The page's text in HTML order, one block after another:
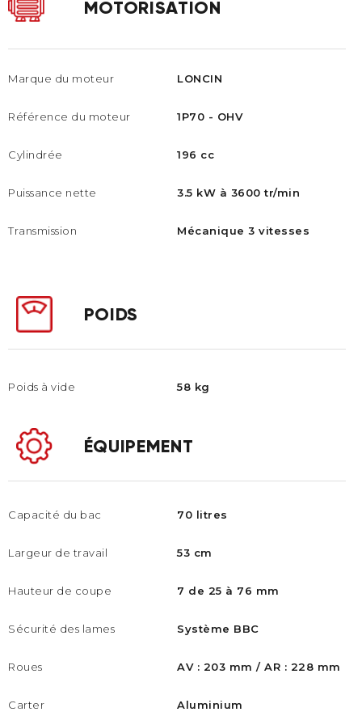
MOTORISATION
Marque du moteur
Référence du moteur
Cylindrée
Puissance nette
Transmission
LONCIN
1P70 - OHV
196 cc
3.5 kW à 3600 tr/min
Mécanique 3 vitesses
POIDS
Poids à vide 58 kg
ÉQUIPEMENT
Capacité du bac
Largeur de travail
Hauteur de coupe
Sécurité des lames
Roues
Carter
70 litres
53 cm
7 de 25 à 76 mm
Système BBC
AV : 203 mm / AR : 228 mm
Aluminium